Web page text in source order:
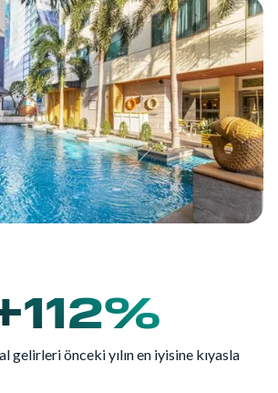
gelirleri önceki yılın en iyisine kıyasla